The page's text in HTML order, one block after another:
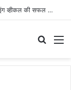
अल्मोड़ा में स्वदेशी तकनीक का कमाल, इलेक्ट्रिक फ्लाइंग व्हीकल की सफल ट्रायल उड़ान